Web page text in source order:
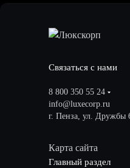
Связаться с нами
8 800 350 55 24
info@luxecorp.ru
г. Пенза, ул. Дружбы
Карта сайта
Главный раздел